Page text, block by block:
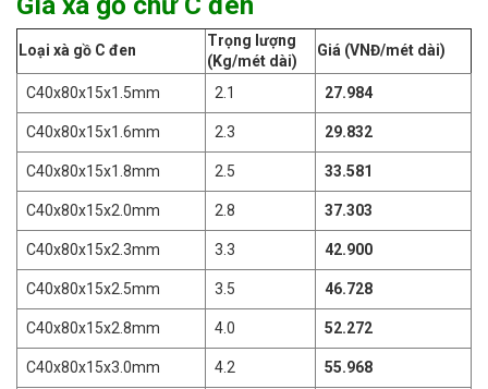
Loại xà gồ C đen
Trọng lượng
(Kg/mét dài)
Giá (VNĐ/mét dài)
C40x80x15x1.5mm 2.1 27.984
C40x80x15x1.6mm 2.3 29.832
C40x80x15x1.8mm 2.5 33.581
C40x80x15x2.0mm 2.8 37.303
C40x80x15x2.3mm 3.3 42.900
C40x80x15x2.5mm 3.5 46.728
C40x80x15x2.8mm 4.0 52.272
C40x80x15x3.0mm 4.2 55.968